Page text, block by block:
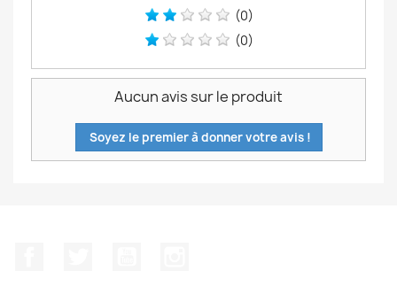
(0)
(0)
Aucun avis sur le produit
Soyez le premier à donner votre avis !